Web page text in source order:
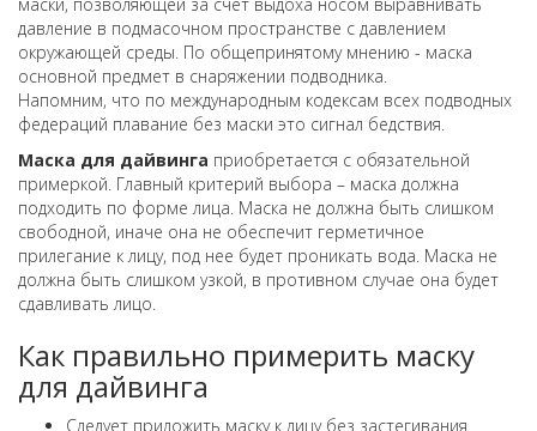
давление в подмасочном пространстве с давлением
окружающей среды. По общепринятому мнению - маска
основной предмет в снаряжении подводника.
Напомним, что по международным кодексам всех подводных
федераций плавание без маски это сигнал бедствия.
Маска для дайвинга приобретается с обязательной
примеркой. Главный критерий выбора – маска должна
подходить по форме лица. Маска не должна быть слишком
свободной, иначе она не обеспечит герметичное
прилегание к лицу, под нее будет проникать вода. Маска не
должна быть слишком узкой, в противном случае она будет
сдавливать лицо.
Как правильно примерить маску
для дайвинга
Следует приложить маску к лицу без застегивания